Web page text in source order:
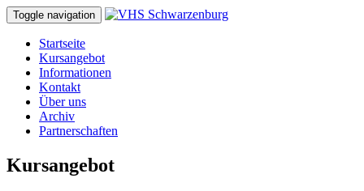
Toggle navigation
Startseite
Kursangebot
Informationen
Kontakt
Über uns
Archiv
Partnerschaften
Kursangebot